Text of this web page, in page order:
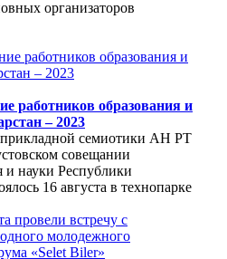
организаторов
работников образования и
– 2023
семиотики АН РТ
совещании
и науки Республики
16 августа в технопарке